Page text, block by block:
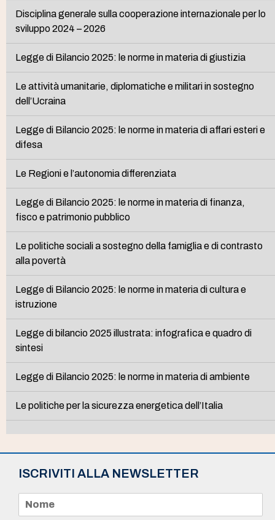
Disciplina generale sulla cooperazione internazionale per lo
sviluppo 2024 – 2026
Legge di Bilancio 2025: le norme in materia di giustizia
Le attività umanitarie, diplomatiche e militari in sostegno
dell’Ucraina
Legge di Bilancio 2025: le norme in materia di affari esteri e
difesa
Le Regioni e l’autonomia differenziata
Legge di Bilancio 2025: le norme in materia di finanza,
fisco e patrimonio pubblico
Le politiche sociali a sostegno della famiglia e di contrasto
alla povertà
Legge di Bilancio 2025: le norme in materia di cultura e
istruzione
Legge di bilancio 2025 illustrata: infografica e quadro di
sintesi
Legge di Bilancio 2025: le norme in materia di ambiente
Le politiche per la sicurezza energetica dell’Italia
ISCRIVITI ALLA NEWSLETTER
m